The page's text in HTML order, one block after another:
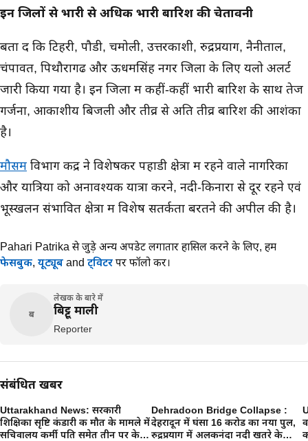
इन जिलों से भारी से अधिक भारी बारिश की चेतावनी
बता दें कि टिहरी, पौडी, चमोली, उत्तरकाशी, रुद्रप्रयाग, नैनीताल,
चंपावत, पिथौरागढ और ऊधमसिंह नगर जिलों के लिए यलो अलर्ट
जारी किया गया है। इन जिलों में कहीं-कहीं भारी बारिश के साथ तेज
गर्जना, आकाशीय बिजली और तीव्र से अति तीव्र बारिश की आशंका
है।
मौसम विभाग केंद्र ने विशेषकर पहाडी क्षेत्रों में रहने वाले नागरिकों
और यात्रियों को अनावश्यक यात्रा करने, नदी-किनारों से दूर रहने एवं
भूस्खलन संभावित क्षेत्रों में विशेष सतर्कता बरतने की अपील की है।
Pahari Patrika से जुड़े अन्य अपडेट लगातार हासिल करने के लिए, हमें
फेसबुक, यूट्यूब and ट्विटर पर फॉलो करें।
ब
लेखक के बारे में
बिट्टू माली
Reporter
संबंधित खबरें
Uttarakhand News: सरकारी
शिक्षिका सृष्टि कंडारी की मौत के मामले में
सचिवालय कर्मी पति समेत तीन पर केस,
Dehradoon Bridge Collapse :
देहरादून में घंसा 16 करोड का नया पुल,
रुद्रप्रयाग में अलकनंदा नदी खतरे के